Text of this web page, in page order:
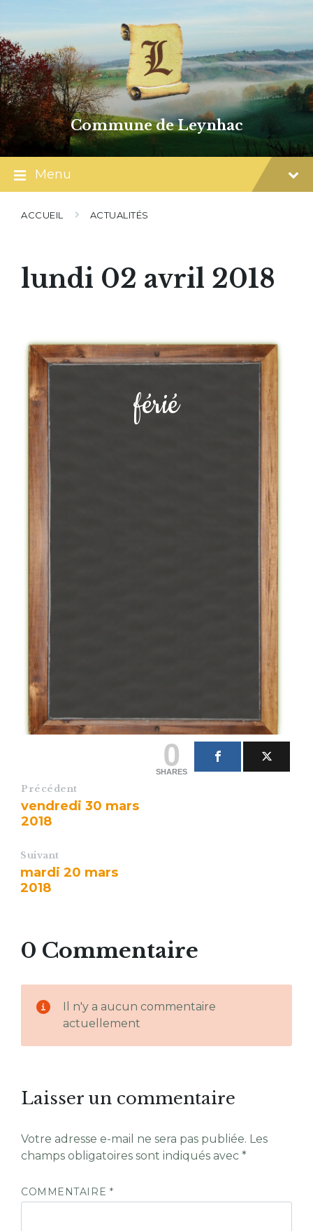
content
main
navigation
footer
Commune de Leynhac
Menu
ACCUEIL ACTUALITÉS
lundi 02 avril 2018
férié
0
SHARES
Précédent
vendredi 30 mars
2018
Suivant
mardi 20 mars
2018
0 Commentaire
Il n'y a aucun commentaire
actuellement
Laisser un commentaire
Votre adresse e-mail ne sera pas publiée. Les
champs obligatoires sont indiqués avec *
COMMENTAIRE *